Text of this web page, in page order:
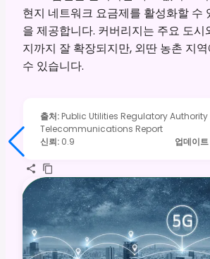
현지 네트워크 요금제를 활성화할 수
을 제공합니다. 커버리지는 주요 도
지까지 잘 확장되지만, 외딴 농촌 지
수 있습니다.
출처: Public Utilities Regulatory Authority
Telecommunications Report
신뢰: 0.9 업데이